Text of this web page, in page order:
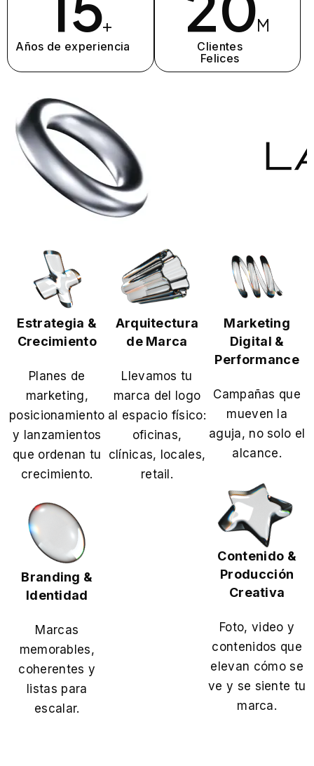
+
Años de experiencia
M
Clientes
Felices
Estrategia &
Crecimiento
Planes de
marketing,
posicionamiento
y lanzamientos
que ordenan tu
crecimiento.
Branding &
Identidad
Marcas
memorables,
coherentes y
listas para
escalar.
Arquitectura
de Marca
Llevamos tu
marca del logo
al espacio físico:
oficinas,
clínicas, locales,
retail.
Marketing
Digital &
Performance
Campañas que
mueven la
aguja, no solo el
alcance.
Contenido &
Producción
Creativa
Foto, video y
contenidos que
elevan cómo se
ve y se siente tu
marca.